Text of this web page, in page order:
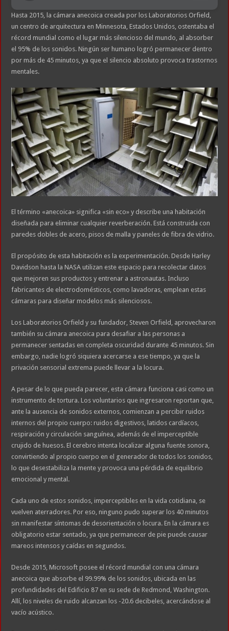
Hasta 2015, la cámara anecoica creada por los Laboratorios Orfield,
un centro de arquitectura en Minnesota, Estados Unidos, ostentaba el
récord mundial como el lugar más silencioso del mundo, al absorber
el 95% de los sonidos. Ningún ser humano logró permanecer dentro
por más de 45 minutos, ya que el silencio absoluto provoca trastornos
mentales.
El término «anecoica» significa «sin eco» y describe una habitación
diseñada para eliminar cualquier reverberación. Está construida con
paredes dobles de acero, pisos de malla y paneles de fibra de vidrio.
El propósito de esta habitación es la experimentación. Desde Harley
Davidson hasta la NASA utilizan este espacio para recolectar datos
que mejoren sus productos y entrenar a astronautas. Incluso
fabricantes de electrodomésticos, como lavadoras, emplean estas
cámaras para diseñar modelos más silenciosos.
Los Laboratorios Orfield y su fundador, Steven Orfield, aprovecharon
también su cámara anecoica para desafiar a las personas a
permanecer sentadas en completa oscuridad durante 45 minutos. Sin
embargo, nadie logró siquiera acercarse a ese tiempo, ya que la
privación sensorial extrema puede llevar a la locura.
A pesar de lo que pueda parecer, esta cámara funciona casi como un
instrumento de tortura. Los voluntarios que ingresaron reportan que,
ante la ausencia de sonidos externos, comienzan a percibir ruidos
internos del propio cuerpo: ruidos digestivos, latidos cardíacos,
respiración y circulación sanguínea, además de el imperceptible
crujido de huesos. El cerebro intenta localizar alguna fuente sonora,
convirtiendo al propio cuerpo en el generador de todos los sonidos,
lo que desestabiliza la mente y provoca una pérdida de equilibrio
emocional y mental.
Cada uno de estos sonidos, imperceptibles en la vida cotidiana, se
vuelven aterradores. Por eso, ninguno pudo superar los 40 minutos
sin manifestar síntomas de desorientación o locura. En la cámara es
obligatorio estar sentado, ya que permanecer de pie puede causar
mareos intensos y caídas en segundos.
Desde 2015, Microsoft posee el récord mundial con una cámara
anecoica que absorbe el 99.99% de los sonidos, ubicada en las
profundidades del Edificio 87 en su sede de Redmond, Washington.
Allí, los niveles de ruido alcanzan los -20.6 decibeles, acercándose al
vacío acústico.